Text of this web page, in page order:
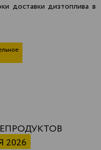
доставки дизтоплива в
2026